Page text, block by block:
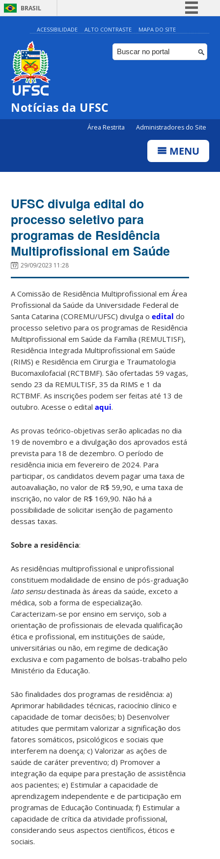
BRASIL
Simplifique!
Comunica BR
Participe
ACESSIBILIDADE ALTO CONTRASTE MAPA DO SITE
Notícias da UFSC
Área Restrita Administradores do Site
MENU
UFSC divulga edital do
processo seletivo para
programas de Residência
Multiprofissional em Saúde
29/09/2023 11:28
A Comissão de Residência Multiprofissional em Área
Profissional da Saúde da Universidade Federal de
Santa Catarina (COREMU/UFSC) divulga oedital do
processo seletivo para os programas de Residência
Multiprofissional em Saúde da Família (REMULTISF),
Residência Integrada Multiprofissional em Saúde
(RIMS) e Residência em Cirurgia e Traumatologia
Bucomaxilofacial (RCTBMF). São ofertadas 59 vagas,
sendo 23 da REMULTISF, 35 da RIMS e 1 da
RCTBMF. As inscrições podem ser feitas até 13 de
outubro. Acesse o editalaqui.
As provas teórico-objetivas serão aplicadas no dia
19 de novembro e a divulgação dos aprovados está
prevista para 18 de dezembro. O período de
residência inicia em fevereiro de 2024. Para
participar, os candidatos devem pagar uma taxa de
autoavaliação, no valor de R$ 59,90, e uma taxa de
inscrição, no valor de R$ 169,90. Não há a
possibilidade de solicitar isenção de pagamento
dessas taxas.
Sobre a residência:
As residências multiprofissional e uniprofissional
constituem modalidade de ensino de pós-graduação
lato sensudestinada às áreas da saúde, exceto a
médica, sob a forma de especialização.
Caracterizam-se por ensino em serviço, sob a
orientação de profissionais de elevada qualificação
ética e profissional, em instituições de saúde,
universitárias ou não, em regime de dedicação
exclusiva e com pagamento de bolsas-trabalho pelo
Ministério da Educação.
São finalidades dos programas de residência: a)
Aprimorar habilidades técnicas, raciocínio clínico e
capacidade de tomar decisões; b) Desenvolver
atitudes que permitam valorizar a significação dos
fatores somáticos, psicológicos e sociais que
interferem na doença; c) Valorizar as ações de
saúde de caráter preventivo; d) Promover a
integração da equipe para prestação de assistência
aos pacientes; e) Estimular a capacidade de
aprendizagem independente e de participação em
programas de Educação Continuada; f) Estimular a
capacidade de crítica da atividade profissional,
considerando seus aspectos científicos, éticos e
sociais.